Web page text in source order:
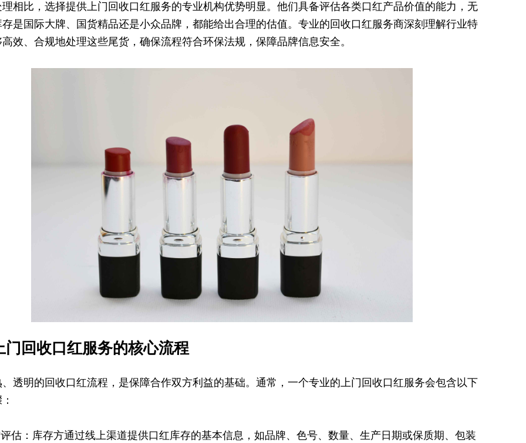
相比，选择提供上门回收口红服务的专业机构优势明显。他们具备评估各类口红产品价值的能力，无
是国际大牌、国货精品还是小众品牌，都能给出合理的估值。专业的回收口红服务商深刻理解行业特
效、合规地处理这些尾货，确保流程符合环保法规，保障品牌信息安全。
门回收口红服务的核心流程
透明的回收口红流程，是保障合作双方利益的基础。通常，一个专业的上门回收口红服务会包含以下
估：库存方通过线上渠道提供口红库存的基本信息，如品牌、色号、数量、生产日期或保质期、包装